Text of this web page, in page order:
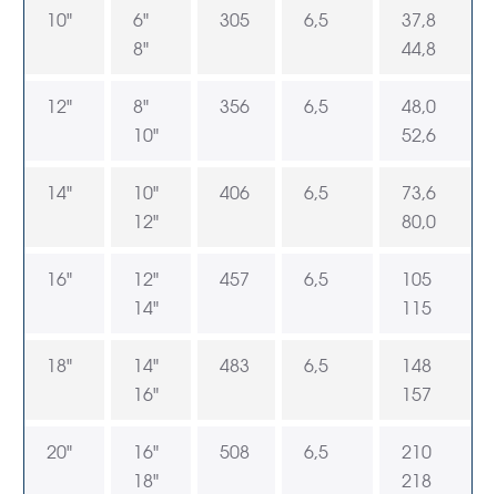
10"
6"
8"
305 6,5
37,8
44,8
12"
8"
10"
356 6,5
48,0
52,6
14"
10"
12"
406 6,5
73,6
80,0
16"
12"
14"
457 6,5
105
115
18"
14"
16"
483 6,5
148
157
20"
16"
18"
508 6,5
210
218